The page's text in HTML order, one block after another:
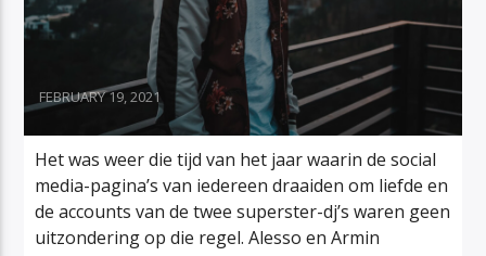
FEBRUARY 19, 2021
Het was weer die tijd van het jaar waarin de social
media-pagina’s van iedereen draaiden om liefde en
de accounts van de twee superster-dj’s waren geen
uitzondering op die regel. Alesso en Armin